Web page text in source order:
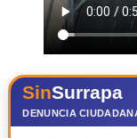
SinSurrapa
DENUNCIA